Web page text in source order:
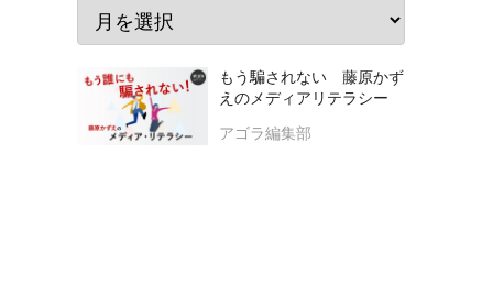
もう騙されない 藤原かず
えのメディアリテラシー
アゴラ編集部